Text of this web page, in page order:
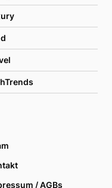
/ AGBs